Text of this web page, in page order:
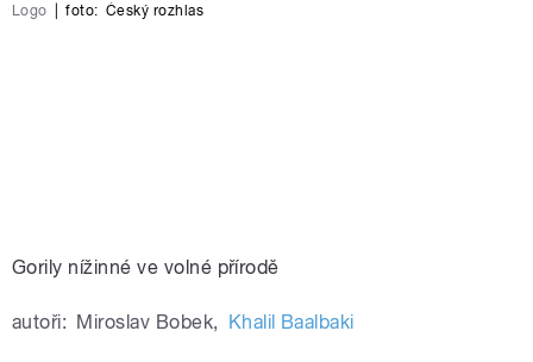
Logo foto: Český rozhlas
Gorily nížinné ve volné přírodě
autoři: Miroslav Bobek, Khalil Baalbaki